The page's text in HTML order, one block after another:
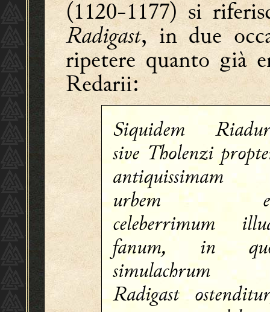
(1120-1177) si
Radigast, in due
ripetere quanto già
Redarii:
Siquidem
sive Tholenzi
antiquissimam
urbem
celeberrimum
fanum, in
simulachrum
Radigast